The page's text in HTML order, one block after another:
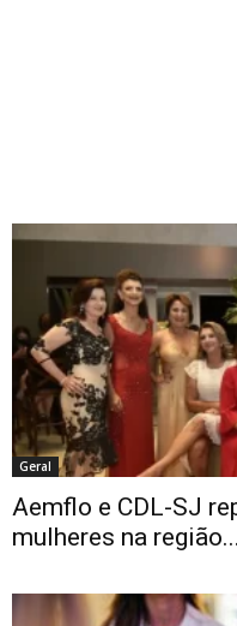
Geral
Aemflo e CDL-SJ
mulheres na região...